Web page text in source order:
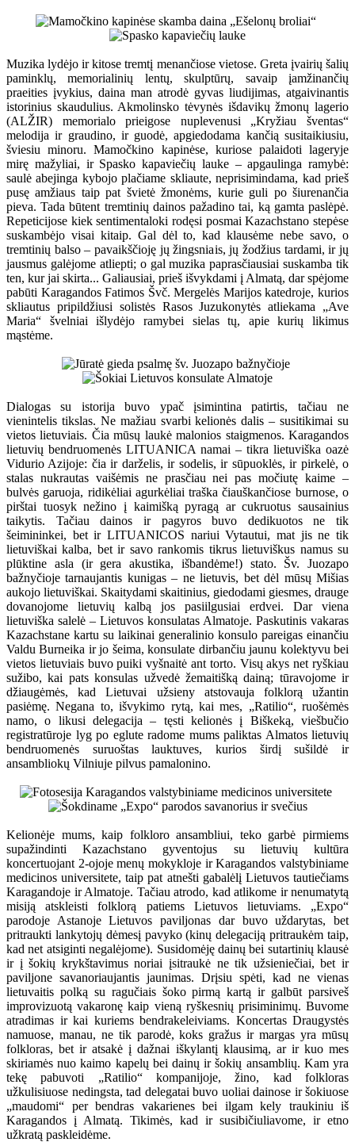
Muzika lydėjo ir kitose tremtį menančiose vietose. Greta įvairių šalių
paminklų, memorialinių lentų, skulptūrų, savaip įamžinančių
praeities įvykius, daina man atrodė gyvas liudijimas, atgaivinantis
istorinius skaudulius. Akmolinsko tėvynės išdavikų žmonų lagerio
(ALŽIR) memorialo prieigose nuplevenusi „Kryžiau šventas“
melodija ir graudino, ir guodė, apgiedodama kančią susitaikiusiu,
šviesiu minoru. Mamočkino kapinėse, kuriose palaidoti lageryje
mirę mažyliai, ir Spasko kapaviečių lauke – apgaulinga ramybė:
saulė abejinga kybojo plačiame skliaute, neprisimindama, kad prieš
pusę amžiaus taip pat švietė žmonėms, kurie guli po šiurenančia
pieva. Tada būtent tremtinių dainos pažadino tai, ką gamta paslėpė.
Repeticijose kiek sentimentaloki rodęsi posmai Kazachstano stepėse
suskambėjo visai kitaip. Gal dėl to, kad klausėme nebe savo, o
tremtinių balso – pavaikščioję jų žingsniais, jų žodžius tardami, ir jų
jausmus galėjome atliepti; o gal muzika paprasčiausiai suskamba tik
ten, kur jai skirta... Galiausiai, prieš išvykdami į Almatą, dar spėjome
pabūti Karagandos Fatimos Švč. Mergelės Marijos katedroje, kurios
skliautus pripildžiusi solistės Rasos Juzukonytės atliekama „Ave
Maria“ švelniai išlydėjo ramybei sielas tų, apie kurių likimus
mąstėme.
Dialogas su istorija buvo ypač įsimintina patirtis, tačiau ne
vienintelis tikslas. Ne mažiau svarbi kelionės dalis – susitikimai su
vietos lietuviais. Čia mūsų laukė malonios staigmenos. Karagandos
lietuvių bendruomenės LITUANICA namai – tikra lietuviška oazė
Vidurio Azijoje: čia ir darželis, ir sodelis, ir sūpuoklės, ir pirkelė, o
stalas nukrautas vaišėmis ne prasčiau nei pas močiutę kaime –
bulvės garuoja, ridikėliai agurkėliai traška čiauškančiose burnose, o
pirštai tuosyk nežino į kaimišką pyragą ar cukruotus sausainius
taikytis. Tačiau dainos ir pagyros buvo dedikuotos ne tik
šeimininkei, bet ir LITUANICOS nariui Vytautui, mat jis ne tik
lietuviškai kalba, bet ir savo rankomis tikrus lietuviškus namus su
plūktine asla (ir gera akustika, išbandėme!) stato. Šv. Juozapo
bažnyčioje tarnaujantis kunigas – ne lietuvis, bet dėl mūsų Mišias
aukojo lietuviškai. Skaitydami skaitinius, giedodami giesmes, drauge
dovanojome lietuvių kalbą jos pasiilgusiai erdvei. Dar viena
lietuviška salelė – Lietuvos konsulatas Almatoje. Paskutinis vakaras
Kazachstane kartu su laikinai generalinio konsulo pareigas einančiu
Valdu Burneika ir jo šeima, konsulate dirbančiu jaunu kolektyvu bei
vietos lietuviais buvo puiki vyšnaitė ant torto. Visų akys net ryškiau
sužibo, kai pats konsulas užvedė žemaitišką dainą; tūravojome ir
džiaugėmės, kad Lietuvai užsieny atstovauja folklorą užantin
pasiėmę. Negana to, išvykimo rytą, kai mes, „Ratilio“, ruošėmės
namo, o likusi delegacija – tęsti kelionės į Biškeką, viešbučio
registratūroje lyg po eglute radome mums paliktas Almatos lietuvių
bendruomenės suruoštas lauktuves, kurios širdį sušildė ir
ansambliokų Vilniuje pilvus pamalonino.
Kelionėje mums, kaip folkloro ansambliui, teko garbė pirmiems
supažindinti Kazachstano gyventojus su lietuvių kultūra
koncertuojant 2-ojoje menų mokykloje ir Karagandos valstybiniame
medicinos universitete, taip pat atnešti gabalėlį Lietuvos tautiečiams
Karagandoje ir Almatoje. Tačiau atrodo, kad atlikome ir nenumatytą
misiją atskleisti folklorą patiems Lietuvos lietuviams. „Expo“
parodoje Astanoje Lietuvos paviljonas dar buvo uždarytas, bet
pritraukti lankytojų dėmesį pavyko (kinų delegaciją pritraukėm taip,
kad net atsiginti negalėjome). Susidomėję dainų bei sutartinių klausė
ir į šokių krykštavimus noriai įsitraukė ne tik užsieniečiai, bet ir
paviljone savanoriaujantis jaunimas. Drįsiu spėti, kad ne vienas
lietuvaitis polką su ragučiais šoko pirmą kartą ir galbūt parsiveš
improvizuotą vakaronę kaip vieną ryškesnių prisiminimų. Buvome
atradimas ir kai kuriems bendrakeleiviams. Koncertas Draugystės
namuose, manau, ne tik parodė, koks gražus ir margas yra mūsų
folkloras, bet ir atsakė į dažnai iškylantį klausimą, ar ir kuo mes
skiriamės nuo kaimo kapelų bei dainų ir šokių ansamblių. Kam yra
tekę pabuvoti „Ratilio“ kompanijoje, žino, kad folkloras
užkulisiuose nedingsta, tad delegatai buvo uoliai dainose ir šokiuose
„maudomi“ per bendras vakarienes bei ilgam kely traukiniu iš
Karagandos į Almatą. Tikimės, kad ir susibičiuliavome, ir etno
užkratą paskleidėme.